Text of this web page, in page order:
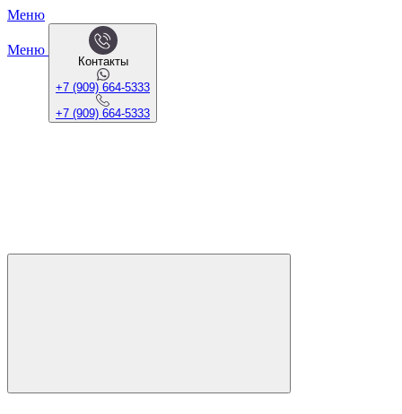
Меню
Меню
Контакты
+7 (909) 664-5333
+7 (909) 664-5333